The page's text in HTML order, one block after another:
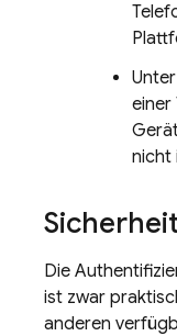
einer
nicht
Die
ist zwar
anderen